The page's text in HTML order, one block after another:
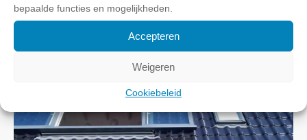
bepaalde functies en mogelijkheden.
Accepteren
Weigeren
Cookiebeleid